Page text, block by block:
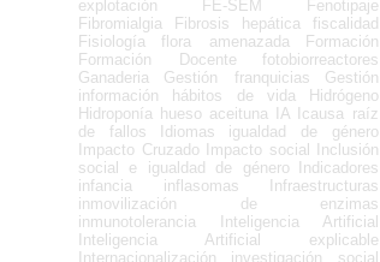
explotación
FE-SEM
Fenotipaje
Fibromialgia
Fibrosis hepática
fiscalidad
Fisiología
flora amenazada
Formación
Formación Docente
fotobiorreactores
Ganaderia
Gestión franquicias
Gestión
información
hábitos de vida
Hidrógeno
Hidroponía hueso aceituna IA
Icausa raíz
de fallos
Idiomas
igualdad de género
Impacto Cruzado
Impacto social
Inclusión
social e igualdad de género
Indicadores
infancia
inflasomas
Infraestructuras
inmovilización de enzimas
inmunotolerancia
Inteligencia Artificial
Inteligencia Artificial explicable
Internacionalización
investigación social